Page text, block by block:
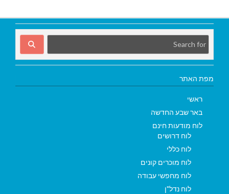
מפת האתר
ראשי
באר שבע החדשה
לוח מודעות חינם
לוח דרושים
לוח כללי
לוח מוכרים קונים
לוח מחפשי עבודה
לוח נדל"ן